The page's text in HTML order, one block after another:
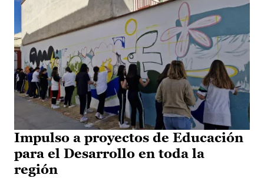
Impulso a proyectos de Educación
para el Desarrollo en toda la
región